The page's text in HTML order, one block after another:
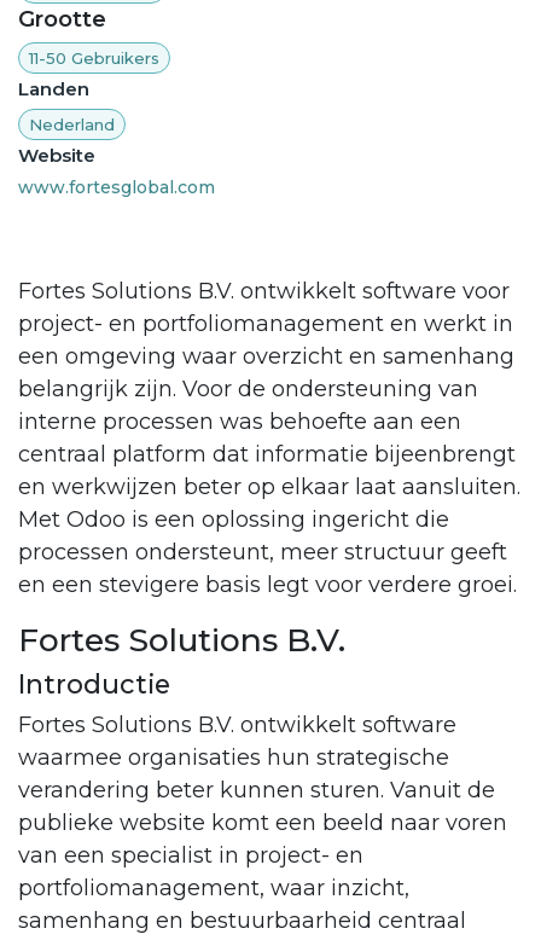
Grootte
11-50 Gebruikers
Landen
Nederland
Website
www.fortesglobal.com
Fortes Solutions B.V. ontwikkelt software voor
project- en portfoliomanagement en werkt in
een omgeving waar overzicht en samenhang
belangrijk zijn. Voor de ondersteuning van
interne processen was behoefte aan een
centraal platform dat informatie bijeenbrengt
en werkwijzen beter op elkaar laat aansluiten.
Met Odoo is een oplossing ingericht die
processen ondersteunt, meer structuur geeft
en een stevigere basis legt voor verdere groei.
Fortes Solutions B.V.
Introductie
Fortes Solutions B.V. ontwikkelt software
waarmee organisaties hun strategische
verandering beter kunnen sturen. Vanuit de
publieke website komt een beeld naar voren
van een specialist in project- en
portfoliomanagement, waar inzicht,
samenhang en bestuurbaarheid centraal